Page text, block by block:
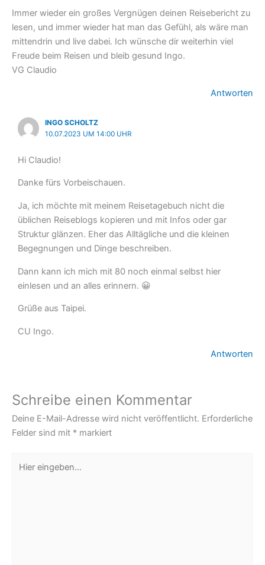
Immer wieder ein großes Vergnügen deinen Reisebericht zu
lesen, und immer wieder hat man das Gefühl, als wäre man
mittendrin und live dabei. Ich wünsche dir weiterhin viel
Freude beim Reisen und bleib gesund Ingo.
VG Claudio
Antworten
INGO SCHOLTZ
10.07.2023 UM 14:00 UHR
Hi Claudio!
Danke fürs Vorbeischauen.
Ja, ich möchte mit meinem Reisetagebuch nicht die
üblichen Reiseblogs kopieren und mit Infos oder gar
Struktur glänzen. Eher das Alltägliche und die kleinen
Begegnungen und Dinge beschreiben.
Dann kann ich mich mit 80 noch einmal selbst hier
einlesen und an alles erinnern. 😀
Grüße aus Taipei.
CU Ingo.
Antworten
Schreibe einen Kommentar
Deine E-Mail-Adresse wird nicht veröffentlicht. Erforderliche
Felder sind mit * markiert
eingeben…